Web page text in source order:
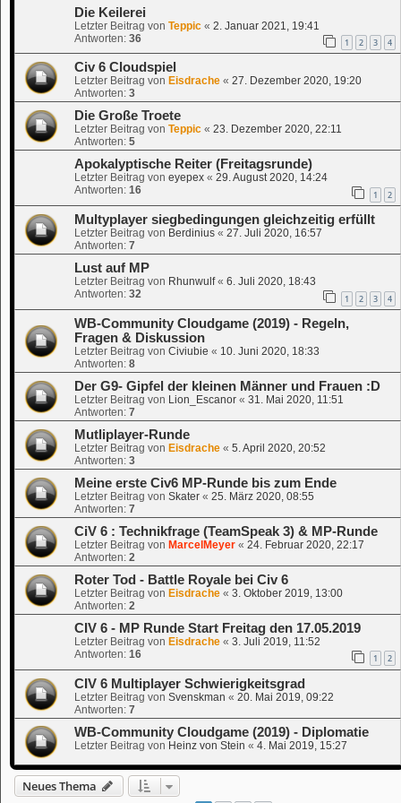
Die Keilerei
Letzter Beitrag von Teppic « 2. Januar 2021, 19:41
Antworten: 36 1 2 3 4
Civ 6 Cloudspiel
Letzter Beitrag von Eisdrache « 27. Dezember 2020, 19:20
Antworten: 3
Die Große Troete
Letzter Beitrag von Teppic « 23. Dezember 2020, 22:11
Antworten: 5
Apokalyptische Reiter (Freitagsrunde)
Letzter Beitrag von eyepex « 29. August 2020, 14:24
Antworten: 16 1 2
Multyplayer siegbedingungen gleichzeitig erfüllt
Letzter Beitrag von Berdinius « 27. Juli 2020, 16:57
Antworten: 7
Lust auf MP
Letzter Beitrag von Rhunwulf« 6. Juli 2020, 18:43
Antworten: 32 1 2 3 4
WB-Community Cloudgame (2019) - Regeln,
Fragen & Diskussion
Letzter Beitrag von Civiubie « 10. Juni 2020, 18:33
Antworten: 8
Der G9- Gipfel der kleinen Männer und Frauen :D
Letzter Beitrag von Lion_Escanor « 31. Mai 2020, 11:51
Antworten: 7
Mutliplayer-Runde
Letzter Beitrag von Eisdrache « 5. April 2020, 20:52
Antworten: 3
Meine erste Civ6 MP-Runde bis zum Ende
Letzter Beitrag von Skater « 25. März 2020, 08:55
Antworten: 7
CiV 6 : Technikfrage (TeamSpeak 3) & MP-Runde
Letzter Beitrag von MarcelMeyer « 24. Februar 2020, 22:17
Antworten: 2
Roter Tod - Battle Royale bei Civ 6
Letzter Beitrag von Eisdrache « 3. Oktober 2019, 13:00
Antworten: 2
CIV 6 - MP Runde Start Freitag den 17.05.2019
Letzter Beitrag von Eisdrache « 3. Juli 2019, 11:52
Antworten: 16 1 2
CIV 6 Multiplayer Schwierigkeitsgrad
Letzter Beitrag von Svenskman « 20. Mai 2019, 09:22
Antworten: 7
WB-Community Cloudgame (2019) - Diplomatie
Letzter Beitrag von Heinz von Stein « 4. Mai 2019, 15:27
Neues Thema